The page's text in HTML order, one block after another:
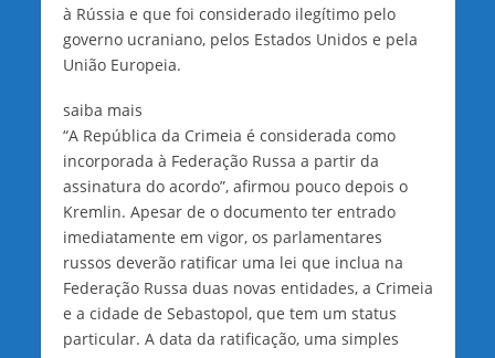
à Rússia e que foi considerado ilegítimo pelo
governo ucraniano, pelos Estados Unidos e pela
União Europeia.
saiba mais
“A República da Crimeia é considerada como
incorporada à Federação Russa a partir da
assinatura do acordo”, afirmou pouco depois o
Kremlin. Apesar de o documento ter entrado
imediatamente em vigor, os parlamentares
russos deverão ratificar uma lei que inclua na
Federação Russa duas novas entidades, a Crimeia
e a cidade de Sebastopol, que tem um status
particular. A data da ratificação, uma simples